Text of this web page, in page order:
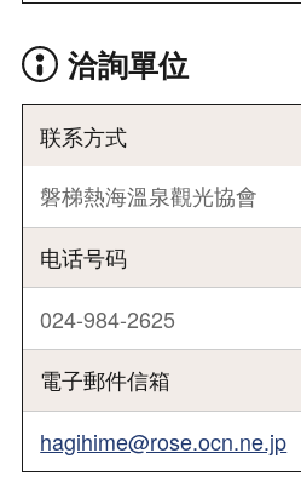
洽詢單位
联系方式
磐梯熱海溫泉觀光協會
电话号码
024-984-2625
電子郵件信箱
hagihime@rose.ocn.ne.jp